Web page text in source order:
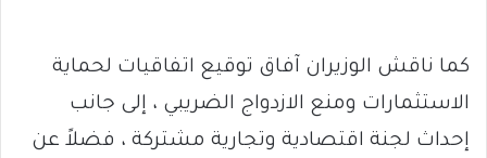
كما ناقش الوزيران آفاق توقيع اتفاقيات لحماية
الاستثمارات ومنع الازدواج الضريبي ، إلى جانب
إحداث لجنة اقتصادية وتجارية مشتركة ، فضلاً عن